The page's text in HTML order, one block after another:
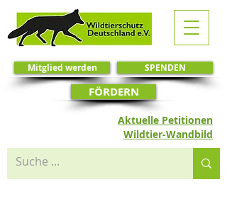
SPENDEN
Mitglied werden
Aktuelle Petitionen
FÖRDERN
Wildtier-Wandbild